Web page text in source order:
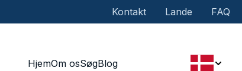
Kontakt Lande FAQ
HjemOm osSøgBlog